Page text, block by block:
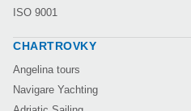
ISO 9001
CHARTROVKY
Angelina tours
Navigare Yachting